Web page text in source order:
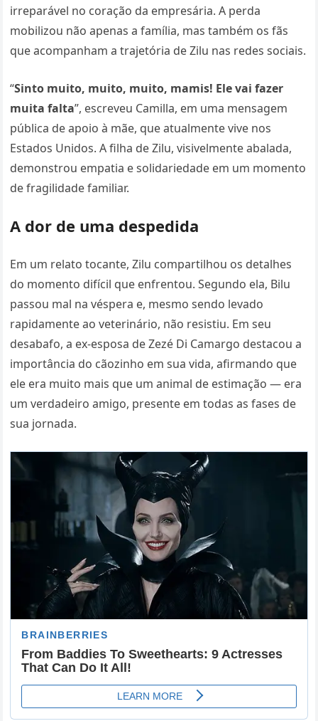
irreparável no coração da empresária. A perda
mobilizou não apenas a família, mas também os fãs
que acompanham a trajetória de Zilu nas redes sociais.
“Sinto muito, muito, muito, mamis! Ele vai fazer
muita falta”, escreveu Camilla, em uma mensagem
pública de apoio à mãe, que atualmente vive nos
Estados Unidos. A filha de Zilu, visivelmente abalada,
demonstrou empatia e solidariedade em um momento
de fragilidade familiar.
A dor de uma despedida
Em um relato tocante, Zilu compartilhou os detalhes
do momento difícil que enfrentou. Segundo ela, Bilu
passou mal na véspera e, mesmo sendo levado
rapidamente ao veterinário, não resistiu. Em seu
desabafo, a ex-esposa de Zezé Di Camargo destacou a
importância do cãozinho em sua vida, afirmando que
ele era muito mais que um animal de estimação — era
um verdadeiro amigo, presente em todas as fases de
sua jornada.